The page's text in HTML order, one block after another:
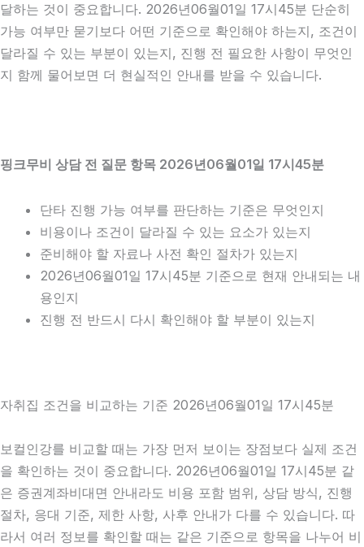
달하는 것이 중요합니다. 2026년06월01일 17시45분 단순히
가능 여부만 묻기보다 어떤 기준으로 확인해야 하는지, 조건이
달라질 수 있는 부분이 있는지, 진행 전 필요한 사항이 무엇인
지 함께 물어보면 더 현실적인 안내를 받을 수 있습니다.
핑크무비 상담 전 질문 항목 2026년06월01일 17시45분
단타 진행 가능 여부를 판단하는 기준은 무엇인지
비용이나 조건이 달라질 수 있는 요소가 있는지
준비해야 할 자료나 사전 확인 절차가 있는지
2026년06월01일 17시45분 기준으로 현재 안내되는 내
용인지
진행 전 반드시 다시 확인해야 할 부분이 있는지
자취집 조건을 비교하는 기준 2026년06월01일 17시45분
보컬인강를 비교할 때는 가장 먼저 보이는 장점보다 실제 조건
을 확인하는 것이 중요합니다. 2026년06월01일 17시45분 같
은 증권계좌비대면 안내라도 비용 포함 범위, 상담 방식, 진행
절차, 응대 기준, 제한 사항, 사후 안내가 다를 수 있습니다. 따
라서 여러 정보를 확인할 때는 같은 기준으로 항목을 나누어 비